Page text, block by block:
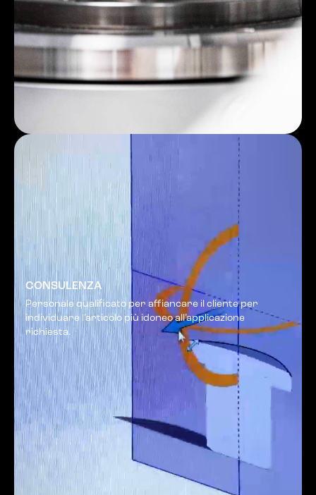
CONSULENZA
Personale qualificato per affiancare il cliente per
individuare l’articolo più idoneo all’applicazione
richiesta.